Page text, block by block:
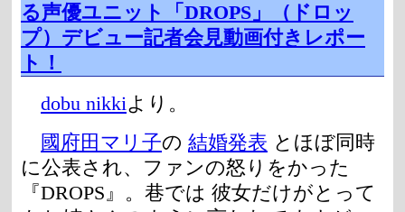
る声優ユニット「DROPS」（ドロッ
プ）デビュー記者会見動画付きレポー
ト！
dobu nikki より。
國府田マリ子の 結婚発表 とほぼ同時
に公表され、ファンの怒りをかった
『DROPS』。巷では 彼女だけがとって